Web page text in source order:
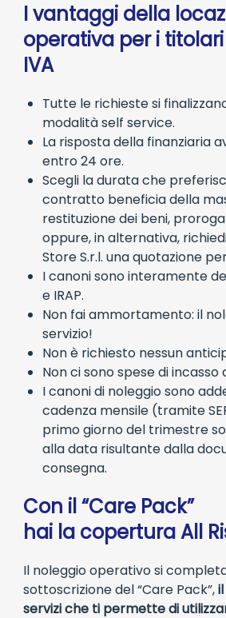
I vantaggi della
operativa per i
IVA
Tutte le richieste si
modalità self service.
La risposta della finanziaria
entro 24 ore.
Scegli la durata che
contratto beneficia della
restituzione dei beni,
oppure, in alternativa,
Store S.r.l. una quotazione
I canoni sono interamente
e IRAP.
Non fai ammortamento: il
servizio!
Non è richiesto nessun
Non ci sono spese di incasso
I canoni di noleggio sono
cadenza mensile (tramite
primo giorno del trimestre
alla data risultante dalla
consegna.
Con il “Care Pack”
hai la copertura All
Il noleggio operativo si
sottoscrizione del “Care Pack”,
servizi che ti permette di